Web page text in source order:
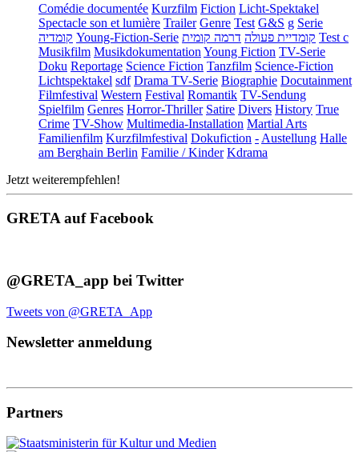
Comédie documentée Kurzfilm Fiction Licht-Spektakel
Spectacle son et lumière Trailer Genre Test G&S g Serie
קומדיה Young-Fiction-Serie קומדיית פעולה דרמה קומית
Test c
Musikfilm Musikdokumentation Young Fiction TV-Serie
Doku Reportage Science Fiction Tanzfilm Science-Fiction
Lichtspektakel sdf Drama TV-Serie Biographie Docutainment
Filmfestival Western Festival Romantik TV-Sendung
Spielfilm Genres Horror-Thriller Satire Divers History True
Crime TV-Show Multimedia-Installation Martial Arts
Familienfilm Kurzfilmfestival Dokufiction - Austellung Halle
am Berghain Berlin Familie / Kinder Kdrama
Jetzt weiterempfehlen!
GRETA auf Facebook
@GRETA_app bei Twitter
Tweets von @GRETA_App
Newsletter anmeldung
Partners